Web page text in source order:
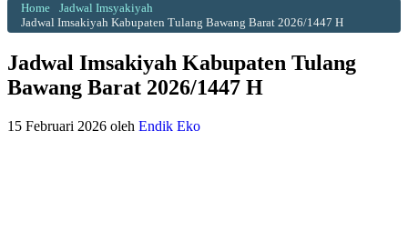
Home
Jadwal Imsyakiyah
Jadwal Imsakiyah Kabupaten Tulang Bawang Barat 2026/1447 H
Jadwal Imsakiyah Kabupaten Tulang
Bawang Barat 2026/1447 H
15 Februari 2026 oleh Endik Eko